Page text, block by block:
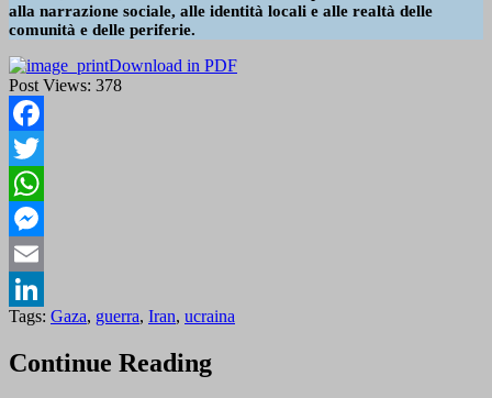
alla narrazione sociale, alle identità locali e alle realtà delle
comunità e delle periferie.
Download in PDF
Post Views: 378
Facebook
Twitter
WhatsApp
Messenger
Email
LinkedIn
Tags: Gaza, guerra, Iran, ucraina
Continue Reading